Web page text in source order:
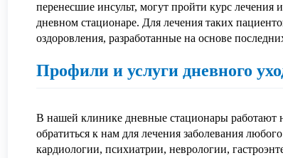
перенесшие инсульт, могут пройти курс лечения
дневном стационаре. Для лечения таких
оздоровления, разработанные на основе
Профили и услуги дневного
В нашей клинике дневные стационары работают
обратиться к нам для лечения заболевания
кардиологии, психиатрии, неврологии,